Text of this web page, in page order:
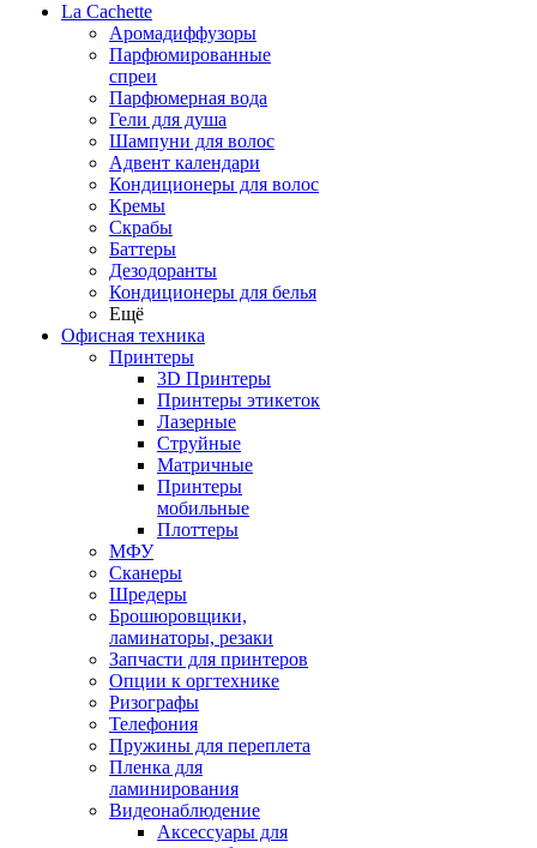
La Cachette
Аромадиффузоры
Парфюмированные
спреи
Парфюмерная вода
Гели для душа
Шампуни для волос
Адвент календари
Кондиционеры для волос
Кремы
Скрабы
Баттеры
Дезодоранты
Кондиционеры для белья
Ещё
Офисная техника
Принтеры
3D Принтеры
Принтеры этикеток
Лазерные
Струйные
Матричные
Принтеры
мобильные
Плоттеры
МФУ
Сканеры
Шредеры
Брошюровщики,
ламинаторы, резаки
Запчасти для принтеров
Опции к оргтехнике
Ризографы
Телефония
Пружины для переплета
Пленка для
ламинирования
Видеонаблюдение
Аксессуары для